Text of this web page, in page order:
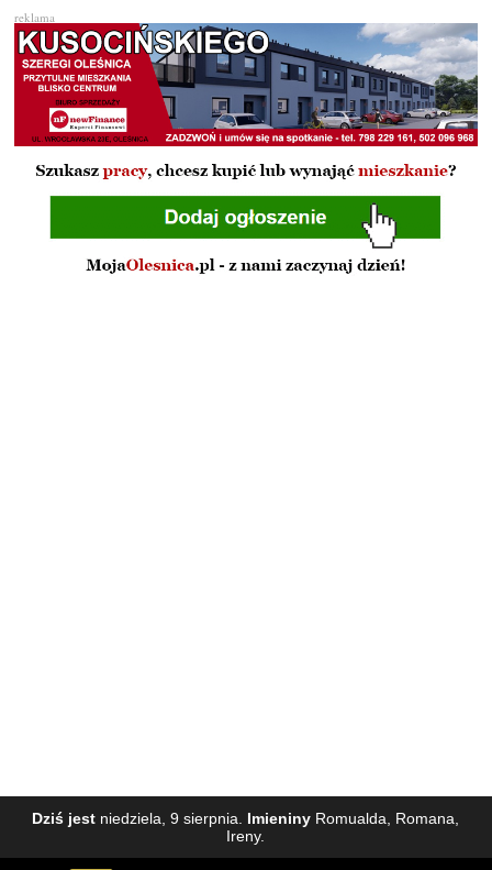
reklama
Dziś jest niedziela, 9 sierpnia. Imieniny Romualda, Romana,
Ireny.